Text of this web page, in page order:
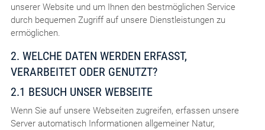
unserer Website und um Ihnen den bestmöglichen Service
durch bequemen Zugriff auf unsere Dienstleistungen zu
ermöglichen.
2. WELCHE DATEN WERDEN ERFASST,
VERARBEITET ODER GENUTZT?
2.1 BESUCH UNSER WEBSEITE
Wenn Sie auf unsere Webseiten zugreifen, erfassen unsere
Server automatisch Informationen allgemeiner Natur,